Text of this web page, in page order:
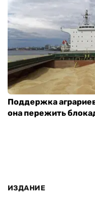
Поддержка
она пережить
ИЗДАНИЕ